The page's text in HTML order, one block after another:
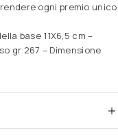
ogni premio unico
base 11X6,5 cm –
gr 267 – Dimensione